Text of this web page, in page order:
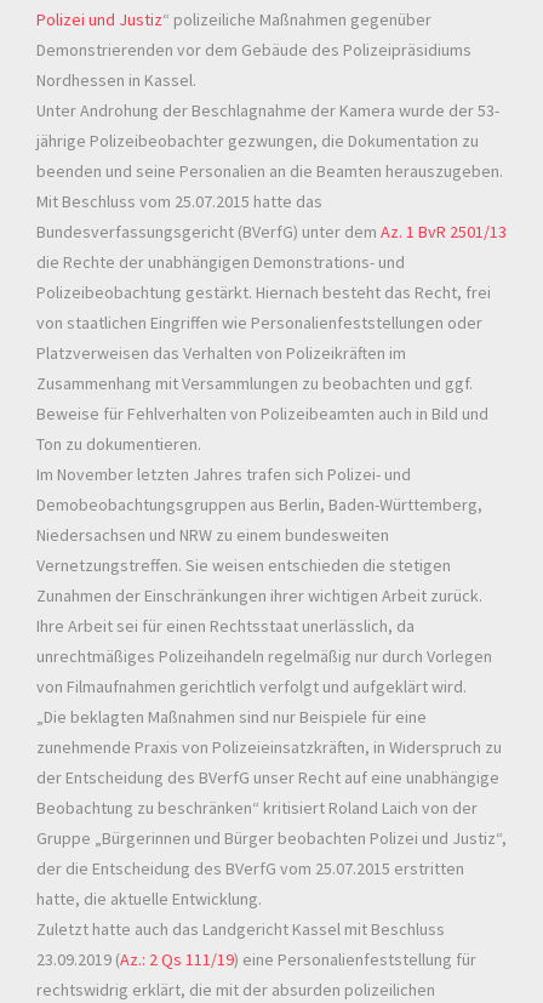
Polizei und Justiz“ polizeiliche Maßnahmen gegenüber
Demonstrierenden vor dem Gebäude des Polizeipräsidiums
Nordhessen in Kassel.
Unter Androhung der Beschlagnahme der Kamera wurde der 53-
jährige Polizeibeobachter gezwungen, die Dokumentation zu
beenden und seine Personalien an die Beamten herauszugeben.
Mit Beschluss vom 25.07.2015 hatte das
Bundesverfassungsgericht (BVerfG) unter dem Az. 1 BvR 2501/13
die Rechte der unabhängigen Demonstrations- und
Polizeibeobachtung gestärkt. Hiernach besteht das Recht, frei
von staatlichen Eingriffen wie Personalienfeststellungen oder
Platzverweisen das Verhalten von Polizeikräften im
Zusammenhang mit Versammlungen zu beobachten und ggf.
Beweise für Fehlverhalten von Polizeibeamten auch in Bild und
Ton zu dokumentieren.
Im November letzten Jahres trafen sich Polizei- und
Demobeobachtungsgruppen aus Berlin, Baden-Württemberg,
Niedersachsen und NRW zu einem bundesweiten
Vernetzungstreffen. Sie weisen entschieden die stetigen
Zunahmen der Einschränkungen ihrer wichtigen Arbeit zurück.
Ihre Arbeit sei für einen Rechtsstaat unerlässlich, da
unrechtmäßiges Polizeihandeln regelmäßig nur durch Vorlegen
von Filmaufnahmen gerichtlich verfolgt und aufgeklärt wird.
„Die beklagten Maßnahmen sind nur Beispiele für eine
zunehmende Praxis von Polizeieinsatzkräften, in Widerspruch zu
der Entscheidung des BVerfG unser Recht auf eine unabhängige
Beobachtung zu beschränken“ kritisiert Roland Laich von der
Gruppe „Bürgerinnen und Bürger beobachten Polizei und Justiz“,
der die Entscheidung des BVerfG vom 25.07.2015 erstritten
hatte, die aktuelle Entwicklung.
Zuletzt hatte auch das Landgericht Kassel mit Beschluss
23.09.2019 (Az.: 2 Qs 111/19) eine Personalienfeststellung für
rechtswidrig erklärt, die mit der absurden polizeilichen